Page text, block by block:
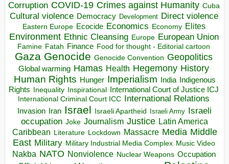
Corruption COVID-19 Crimes against Humanity Cuba
Cultural violence Democracy Development Direct violence
Eastern Europe Ecocide Economics Economy Elites
Environment Ethnic Cleansing Europe European Union
Famine Fatah Finance Food for thought - Editorial cartoon
Gaza Genocide Genocide Convention Geopolitics
Global warming Hamas Health Hegemony History
Human Rights Hunger Imperialism India Indigenous
Rights
Inequality Inspirational
International Court of Justice ICJ
International Criminal Court ICC International Relations
Invasion Iran Israel Israeli Apartheid Israeli Army Israeli
occupation Joke Journalism Justice Latin America
Caribbean
Literature Lockdown Massacre Media Middle
East Military Military Industrial Media Complex Music Video
Nakba NATO Nonviolence Nuclear Weapons Occupation